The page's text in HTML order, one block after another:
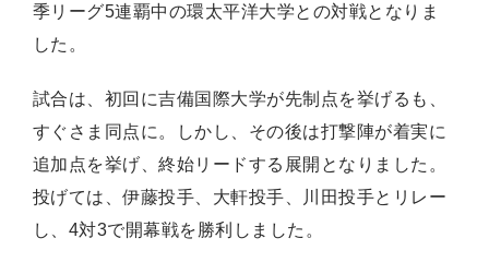
季リーグ5連覇中の環太平洋大学との対戦となりま
した。
試合は、初回に吉備国際大学が先制点を挙げるも、
すぐさま同点に。しかし、その後は打撃陣が着実に
追加点を挙げ、終始リードする展開となりました。
投げては、伊藤投手、大軒投手、川田投手とリレー
し、4対3で開幕戦を勝利しました。